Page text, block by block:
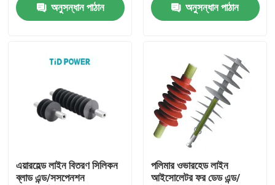
গুণমান নিয়ন্ত্রণ
আমাদের সাথে যোগাযোগ
খবর
রেলওয়ে ইনসুলেটর
অনুসন্ধান পাঠান অনুসন্ধান পাঠান
এয়ারহেল্ড লাইন বিতরণ সিলিকন
ব্লাড এন্ড/সসপেনশন
পলিমার ওভারহেড লাইন
আইসোলেটর ফর ডেড এন্ড/